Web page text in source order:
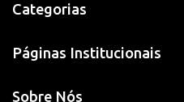
Categorias
Páginas Institucionais
Sobre Nós